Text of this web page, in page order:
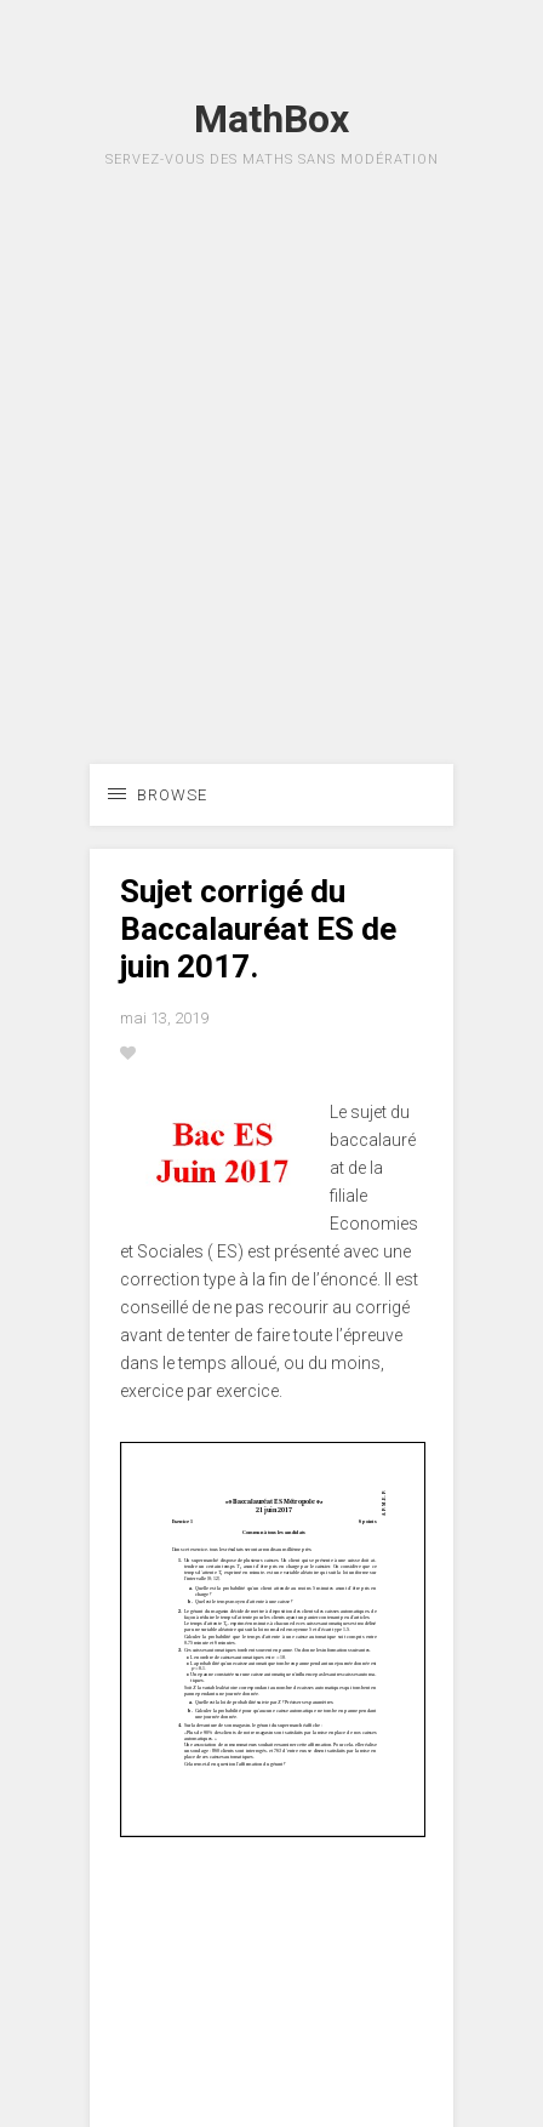
MathBox
SERVEZ-VOUS DES MATHS SANS MODÉRATION
BROWSE
Sujet corrigé du
Baccalauréat ES de
juin 2017.
mai 13, 2019
Le sujet du
baccalauré
at de la
filiale
Economies
et Sociales ( ES) est présenté avec une
correction type à la fin de l’énoncé. Il est
conseillé de ne pas recourir au corrigé
avant de tenter de faire toute l’épreuve
dans le temps alloué, ou du moins,
exercice par exercice.